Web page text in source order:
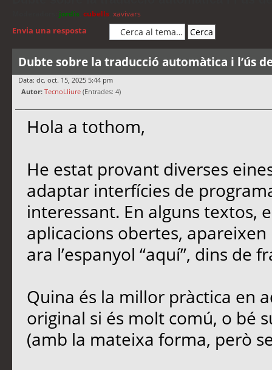
jordis cubells xavivars
Envia una resposta
Dubte sobre la traducció automàtica i l’ús
Data: dc. oct. 15, 2025 5:44 pm
Autor: TecnoLliure (Entrades: 4)
Hola a tothom,
He estat provant diverses
adaptar interfícies de
interessant. En alguns textos,
aplicacions obertes,
ara l’espanyol “aquí”, dins de
Quina és la millor pràctica en
original si és molt comú, o bé
(amb la mateixa forma, però